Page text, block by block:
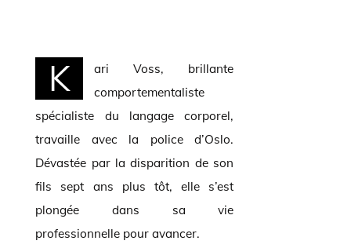
K
ari Voss, brillante
comportementaliste
spécialiste du langage corporel,
travaille avec la police d’Oslo.
Dévastée par la disparition de son
fils sept ans plus tôt, elle s’est
plongée dans sa vie
professionnelle pour avancer.